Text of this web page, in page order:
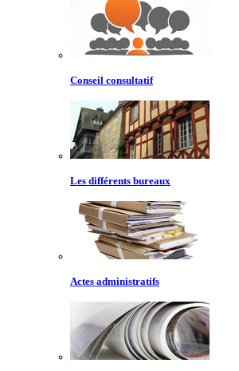
Conseil consultatif
Les différents bureaux
Actes administratifs